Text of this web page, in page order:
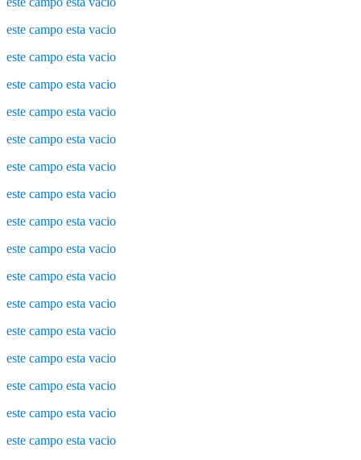
este campo esta vacio
este campo esta vacio
este campo esta vacio
este campo esta vacio
este campo esta vacio
este campo esta vacio
este campo esta vacio
este campo esta vacio
este campo esta vacio
este campo esta vacio
este campo esta vacio
este campo esta vacio
este campo esta vacio
este campo esta vacio
este campo esta vacio
este campo esta vacio